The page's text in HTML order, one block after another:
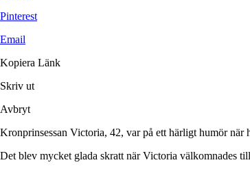
Pinterest
Email
Kopiera Länk
Skriv ut
Avbryt
Kronprinsessan Victoria, 42, var på ett härligt humör när
Det blev mycket glada skratt när Victoria välkomnades